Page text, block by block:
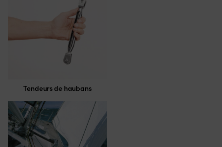
Tendeurs de haubans